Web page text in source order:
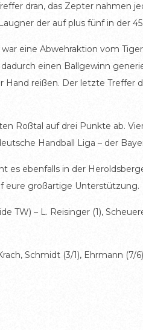
dran, das Zepter nahmen
der auf plus fünf in der
eine Abwehraktion vom
einen Ballgewinn
reißen. Der letzte Treffer
Roßtal auf drei Punkte ab.
Handball Liga – der
es ebenfalls in der
eure großartige Unterstützung.
TW) – L. Reisinger (1),
Schmidt (3/1), Ehrmann